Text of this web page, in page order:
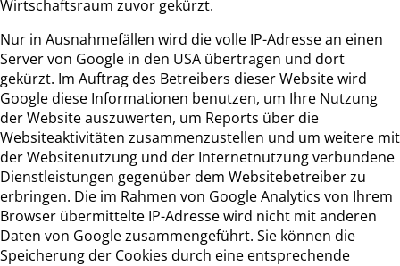
Wirtschaftsraum zuvor gekürzt.
Nur in Ausnahmefällen wird die volle IP-Adresse an einen
Server von Google in den USA übertragen und dort
gekürzt. Im Auftrag des Betreibers dieser Website wird
Google diese Informationen benutzen, um Ihre Nutzung
der Website auszuwerten, um Reports über die
Websiteaktivitäten zusammenzustellen und um weitere mit
der Websitenutzung und der Internetnutzung verbundene
Dienstleistungen gegenüber dem Websitebetreiber zu
erbringen. Die im Rahmen von Google Analytics von Ihrem
Browser übermittelte IP-Adresse wird nicht mit anderen
Daten von Google zusammengeführt. Sie können die
Speicherung der Cookies durch eine entsprechende